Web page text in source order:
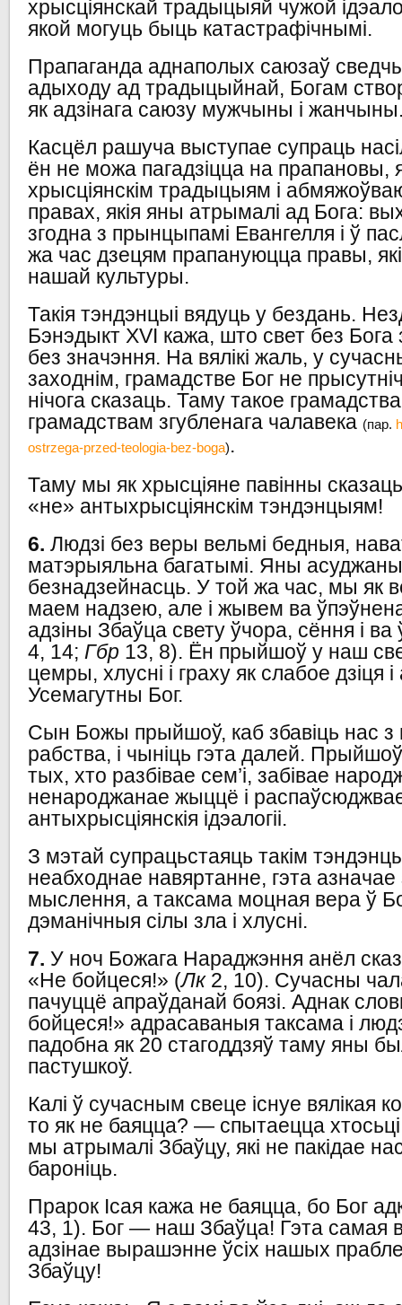
хрысціянскай традыцыяй чужой
якой могуць быць катастрафічнымі.
Прапаганда аднаполых саюзаў
адыходу ад традыцыйнай, Богам
як адзінага саюзу мужчыны і
Касцёл рашуча выступае супраць
ён не можа пагадзіцца на прапановы,
хрысціянскім традыцыям і
правах, якія яны атрымалі ад Бога:
згодна з прынцыпамі Евангелля і ў
жа час дзецям прапануюцца правы,
нашай культуры.
Такія тэндэнцыі вядуць у бездань.
БэнэдыктXVI кажа, што свет без Бога
без значэння. На вялікі жаль, у
заходнім, грамадстве Бог не
нічога сказаць. Таму такое
грамадствам згубленага чалавека (пар.
ostrzega-przed-teologia-bez-boga).
Таму мы як хрысціяне павінны
«не» антыхрысціянскім тэндэнцыям!
6. Людзі без веры вельмі бедныя,
матэрыяльна багатымі. Яны
безнадзейнасць. У той жа час, мы як
маем надзею, але і жывем ва
адзіны Збаўца свету ўчора, сёння і
4, 14;Гбр 13, 8). Ён прыйшоў у наш
цемры, хлусні і граху як слабое дзіця
Усемагутны Бог.
Сын Божы прыйшоў, каб збавіць нас з
рабства, і чыніць гэта далей.
тых, хто разбівае сем’і, забівае
ненароджанае жыццё і
антыхрысціянскія ідэалогіі.
З мэтай супрацьстаяць такім
неабходнае навяртанне, гэта
мыслення, а таксама моцная вера ў
дэманічныя сілы зла і хлусні.
7. У ноч Божага Нараджэння анёл
«Не бойцеся!» (Лк2, 10). Сучасны
пачуццё апраўданай боязі. Аднак
бойцеся!» адрасаваныя таксама і
падобна як 20 стагоддзяў таму яны
пастушкоў.
Калі ў сучасным свеце існуе вялікая
то як не баяцца? — спытаецца
мы атрымалі Збаўцу, які не пакідае
бароніць.
Прарок Ісая кажа не баяцца, бо Бог
43, 1). Бог — наш Збаўца! Гэта самая
адзінае вырашэнне ўсіх нашых
Збаўцу!